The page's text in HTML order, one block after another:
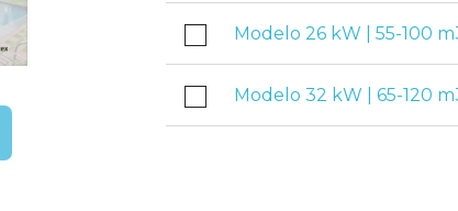
Modelo 26 kW | 55-100
Modelo 32 kW | 65-120